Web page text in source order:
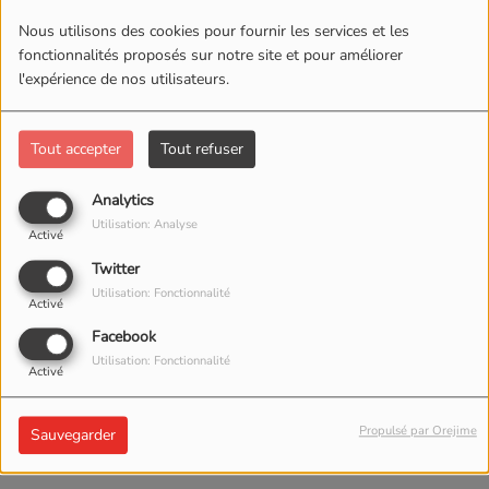
Nous utilisons des cookies pour fournir les services et les
fonctionnalités proposés sur notre site et pour améliorer
l'expérience de nos utilisateurs.
Tout accepter Tout refuser
Analytics
Activé
Utilisation: Analyse
Twitter
Activé
Utilisation: Fonctionnalité
Facebook
Activé
Utilisation: Fonctionnalité
Sauvegarder Propulsé par Orejime
31 MAI 2023 -
VUES
ÉCOUTER LE PODCAST